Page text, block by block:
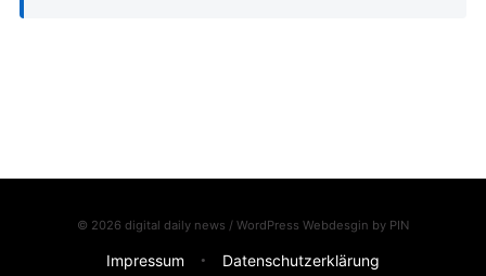
© 2026 digital daily news / WordPress Webdesgin by PIN
Impressum
Datenschutzerklärung